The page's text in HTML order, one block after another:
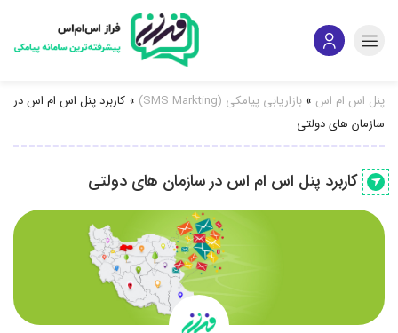
پنل اس ام اس » بازاریابی پیامکی (SMS Markting) » کاربرد پنل اس ام اس در
سازمان های دولتی
کاربرد پنل اس ام اس در سازمان های دولتی